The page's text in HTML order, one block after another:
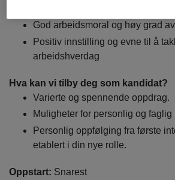
God arbeidsmoral og høy grad
Positiv innstilling og evne til å
arbeidshverdag
Hva kan vi tilby deg som kandidat?
Varierte og spennende oppdrag.
Muligheter for personlig og faglig
Personlig oppfølging fra første
etablert i din nye rolle.
Oppstart: Snarest